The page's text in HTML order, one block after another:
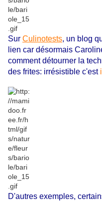
Sur Culinotests, un blog
lien car désormais
comment détourner la
des frites: irrésistible c'est
D'autres exemples,